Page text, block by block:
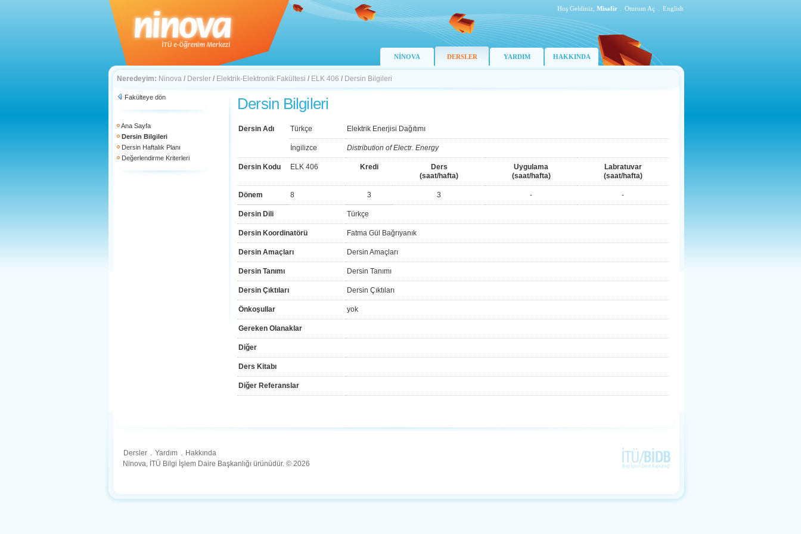
Hoş Geldiniz, Misafir Oturum Aç English
NİNOVA DERSLER YARDIM HAKKINDA
Neredeyim: Ninova / Dersler / Elektrik-Elektronik Fakültesi / ELK 406 / Dersin Bilgileri
Fakülteye dön
Ana Sayfa
Dersin Bilgileri
Dersin Haftalık Planı
Değerlendirme Kriterleri
Dersin Bilgileri
Dersin Adı Türkçe Elektrik Enerjisi Dağıtımı
İngilizce Distribution of Electr. Energy
Dersin Kodu ELK 406 Kredi
Ders
(saat/hafta)
Uygulama
(saat/hafta)
Labratuvar
(saat/hafta)
Dönem 8 3 3 - -
Dersin Dili Türkçe
Dersin Koordinatörü Fatma Gül Bağrıyanık
Dersin Amaçları Dersin Amaçları
Dersin Tanımı Dersin Tanımı
Dersin Çıktıları Dersin Çıktıları
Önkoşullar yok
Gereken Olanaklar
Diğer
Ders Kitabı
Diğer Referanslar
Dersler . Yardım . Hakkında
Ninova, İTÜ Bilgi İşlem Daire Başkanlığı ürünüdür. © 2026